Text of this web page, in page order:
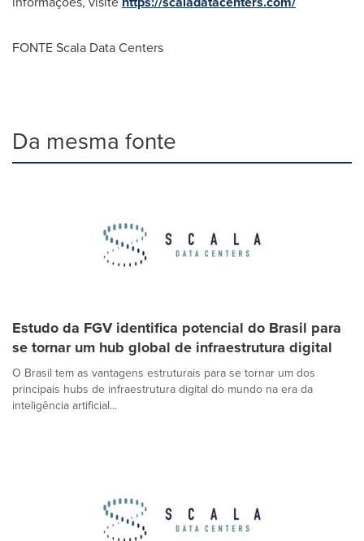
FONTE Scala Data Centers
Da mesma fonte
Estudo da FGV identifica potencial do Brasil para
se tornar um hub global de infraestrutura digital
O Brasil tem as vantagens estruturais para se tornar um dos
principais hubs de infraestrutura digital do mundo na era da
inteligência artificial...